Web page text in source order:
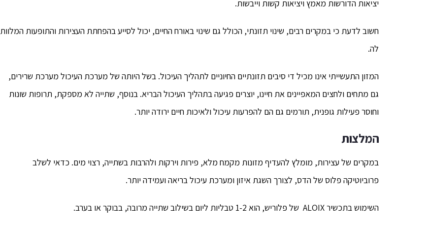
יציאות הדורשות מאמץ ויציאות קשות וייבשות.
חשוב לדעת כי במקרים רבים, שינוי תזונתי, הכולל גם שינוי באורח החיים, יכול לסייע בהפחתת העצירות והתופעות המלוות
לה.
המזון התעשייתי אינו מכיל די סיבים תזונתיים החיוניים לתהליך העיכול. בשל היותה של מערכת העיכול מערכת שרירים,
גם מתחים ולחצים המאפיינים את חיינו, יוצרים פגיעה בתהליך העיכול הבריא. בנוסף, שתייה לא מספקת, תרופות שונות
וחוסר פעילות גופנית, תורמים גם הם להפרעות עיכול ולאיכות חיים ירודה יותר.
המלצות
במקרים של עצירות, מומלץ להעדיף מזונות מקמח מלא, פירות וירקות ולהרבות בשתייה, רצוי מים. כדאי לשלב
פרוביוטיקה פלוס של הדס, לצורך השגת איזון ומערכת עיכול בריאה ועמידה יותר.
השימוש בתכשיר ALOIX של פלוריש, הוא 1-2 טבליות ליום בשילוב שתייה מרובה, בבוקר או בערב.